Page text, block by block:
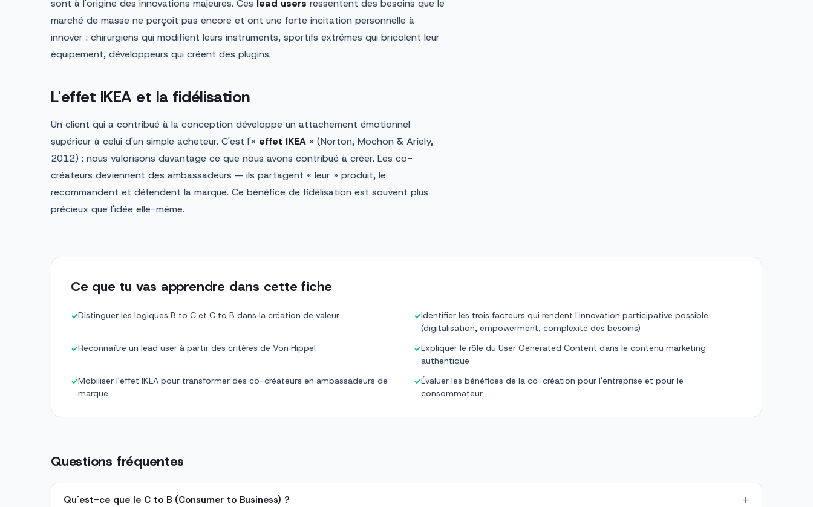
sont à l'origine des innovations majeures. Ces lead users ressentent des besoins que le
marché de masse ne perçoit pas encore et ont une forte incitation personnelle à
innover : chirurgiens qui modifient leurs instruments, sportifs extrêmes qui bricolent leur
équipement, développeurs qui créent des plugins.
L'effet IKEA et la fidélisation
Un client qui a contribué à la conception développe un attachement émotionnel
supérieur à celui d'un simple acheteur. C'est l'« effet IKEA » (Norton, Mochon & Ariely,
2012) : nous valorisons davantage ce que nous avons contribué à créer. Les co-
créateurs deviennent des ambassadeurs — ils partagent « leur » produit, le
recommandent et défendent la marque. Ce bénéfice de fidélisation est souvent plus
précieux que l'idée elle-même.
Ce que tu vas apprendre dans cette fiche
✓Distinguer les logiques B to C et C to B dans la création de valeur ✓Identifier les trois facteurs qui rendent l'innovation participative possible
(digitalisation, empowerment, complexité des besoins)
✓Reconnaître un lead user à partir des critères de Von Hippel ✓Expliquer le rôle du User Generated Content dans le contenu marketing
authentique
✓Mobiliser l'effet IKEA pour transformer des co-créateurs en ambassadeurs de
marque
✓Évaluer les bénéfices de la co-création pour l'entreprise et pour le
consommateur
Questions fréquentes
Qu'est-ce que le C to B (Consumer to Business) ?